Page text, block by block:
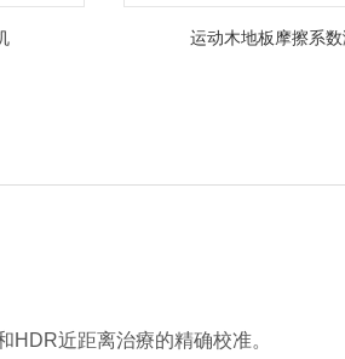
运动木地板摩擦系
HDR近距离治療的精确校准。